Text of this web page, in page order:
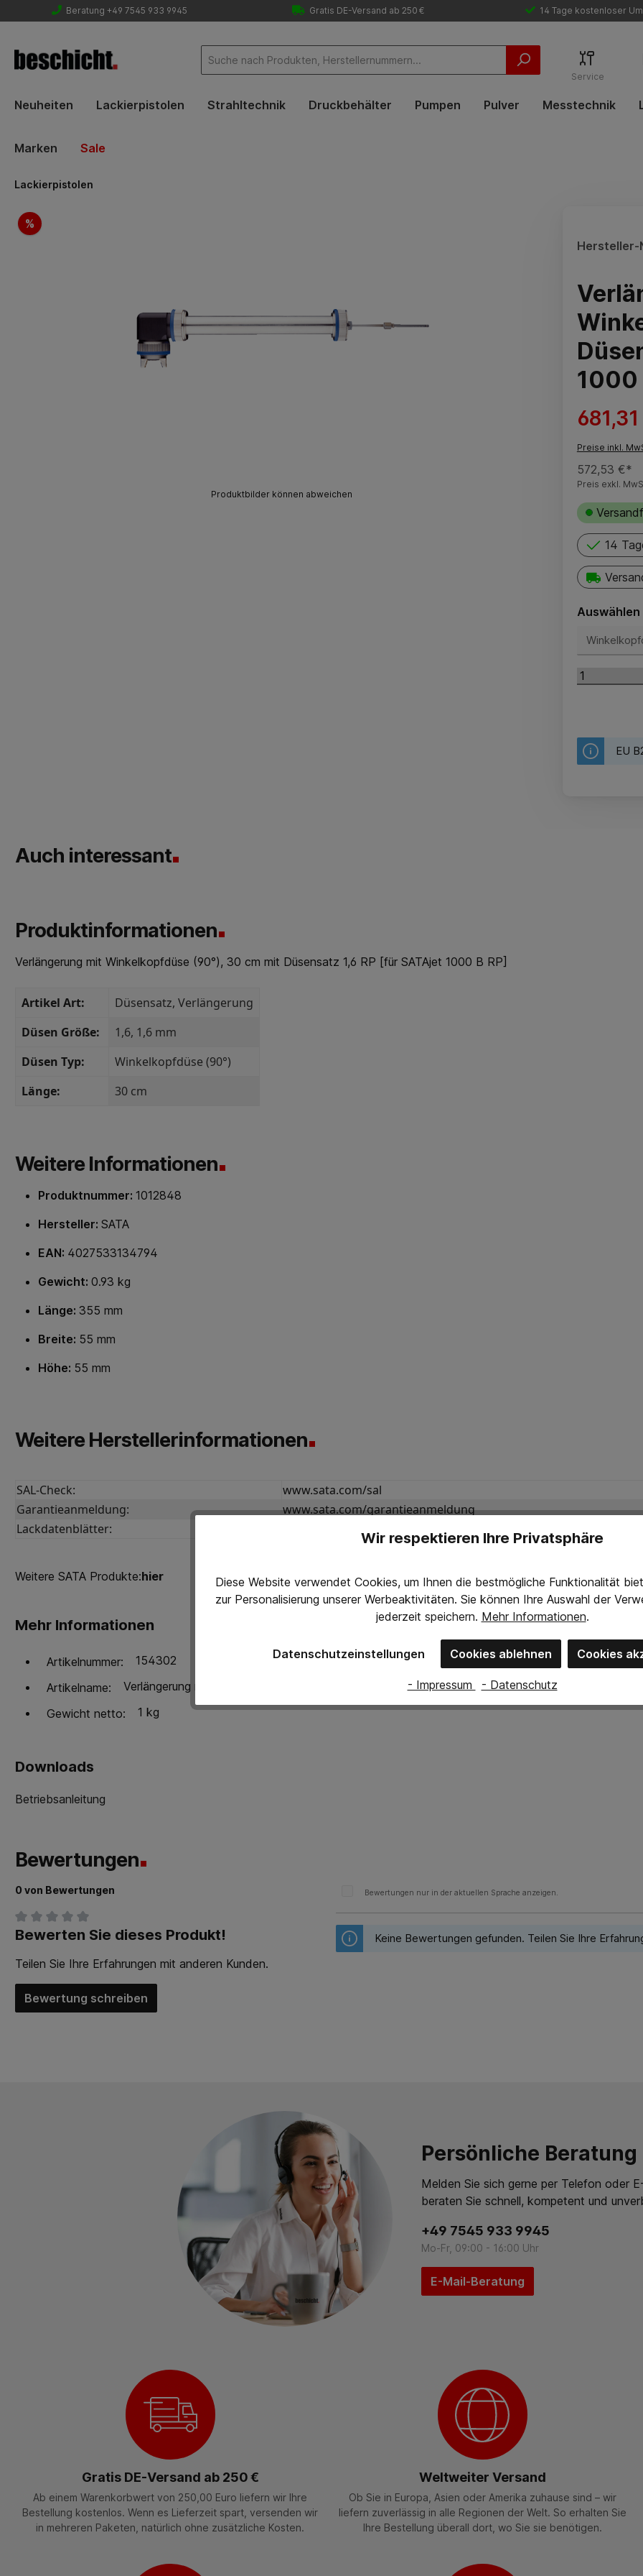
Beratung +49 7545 933 9945 Gratis DE-Versand ab 250 € 14 Tage kostenloser
Service
Neuheiten Lackierpistolen Strahltechnik Druckbehälter Pumpen Pulver Messtechnik
Marken Sale
Lackierpistolen
Bildergalerie überspringen
%
Produktbilder können abweichen
Hersteller-
1000
Preise inkl.
572,53 €*
Preis exkl.
14
Auswählen
EU
Auch interessant
Produktinformationen
Verlängerung mit Winkelkopfdüse (90°), 30 cm mit Düsensatz 1,6 RP [für SATAjet 1000 B RP]
Artikel Art: Düsensatz, Verlängerung
Düsen Größe:
1,6, 1,6 mm
Düsen Typ:
Winkelkopfdüse (90°)
Länge:
30 cm
Weitere Informationen
Produktnummer: 1012848
Hersteller: SATA
EAN: 4027533134794
Gewicht: 0.93 kg
Länge: 355 mm
Breite: 55 mm
Höhe: 55 mm
Weitere Herstellerinformationen
SAL-Check:
www.sata.com/sal
Garantieanmeldung:
www.sata.com/garantieanmeldung
Lackdatenblätter:
www.sata.com/lackdaten
Weitere SATA Produkte:hier
Mehr Informationen
Artikelnummer:
154302
Artikelname:
Verlängerung mit Winkelkopfdüse (90°), 30 cm mit Düsensatz 1,6 RP für SATAjet 1000 B RP
Gewicht netto:
1 kg
Downloads
Betriebsanleitung
Bewertungen
0 von Bewertungen
Durchschnittliche Bewertung von 0 von 5 Sternen
Bewerten Sie dieses Produkt!
Teilen Sie Ihre Erfahrungen mit anderen Kunden.
Bewertung schreiben
Bewertungen nur in der aktuellen Sprache anzeigen.
Keine Bewertungen gefunden. Teilen Sie Ihre
Persönliche Beratung
Melden Sie sich gerne per Telefon oder
beraten Sie schnell, kompetent und
+49 7545 933 9945
Mo-Fr, 09:00 - 16:00 Uhr
E-Mail-Beratung
Gratis DE-Versand ab 250 €
Ab einem Warenkorbwert von 250,00 Euro liefern wir Ihre
Bestellung kostenlos. Wenn es Lieferzeit spart, versenden wir
in mehreren Paketen, natürlich ohne zusätzliche Kosten.
Weltweiter Versand
Ob Sie in Europa, Asien oder Amerika zuhause sind – wir
liefern zuverlässig in alle Regionen der Welt. So erhalten Sie
Ihre Bestellung überall dort, wo Sie sie benötigen.
Wir respektieren Ihre Privatsphäre
Diese Website verwendet Cookies, um Ihnen die bestmögliche Funktionalität
zur Personalisierung unserer Werbeaktivitäten. Sie können Ihre Auswahl der
jederzeit speichern. Mehr Informationen.
Datenschutzeinstellungen Cookies ablehnen Cookies
- Impressum - Datenschutz